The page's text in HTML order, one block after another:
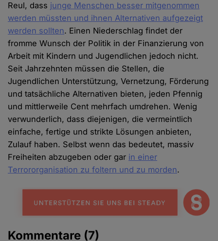
Reul, dass junge Menschen besser mitgenommen
werden müssten und ihnen Alternativen aufgezeigt
werden sollten. Einen Niederschlag findet der
fromme Wunsch der Politik in der Finanzierung von
Arbeit mit Kindern und Jugendlichen jedoch nicht.
Seit Jahrzehnten müssen die Stellen, die
Jugendlichen Unterstützung, Vernetzung, Förderung
und tatsächliche Alternativen bieten, jeden Pfennig
und mittlerweile Cent mehrfach umdrehen. Wenig
verwunderlich, dass diejenigen, die vermeintlich
einfache, fertige und strikte Lösungen anbieten,
Zulauf haben. Selbst wenn das bedeutet, massiv
Freiheiten abzugeben oder gar in einer
Terrororganisation zu foltern und zu morden.
Kommentare (7)